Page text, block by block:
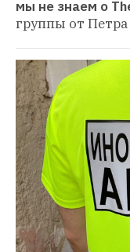
мы не знаем о
группы от